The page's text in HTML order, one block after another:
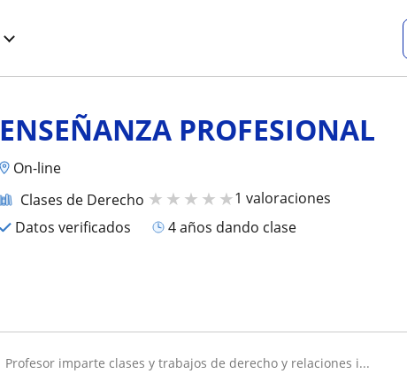
ENSEÑANZA PROFESIONAL
On-line
Clases de Derecho ★ ★ ★ ★ ★1 valoraciones
Datos verificados
4 años dando clase
profesor imparte clases y trabajos de derecho y relaciones i...